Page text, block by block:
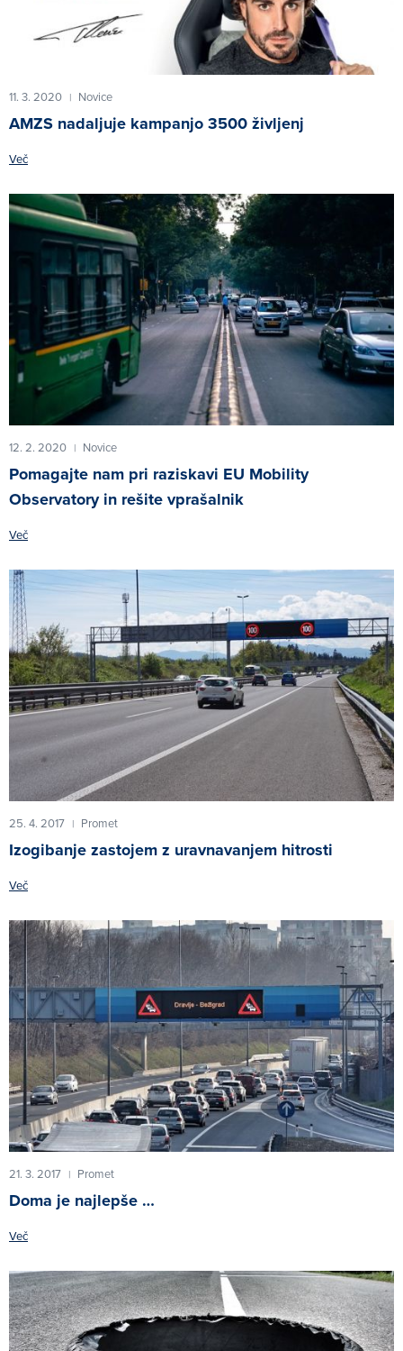
11. 3. 2020 | Novice
AMZS nadaljuje kampanjo 3500 življenj
Več
12. 2. 2020 | Novice
Pomagajte nam pri raziskavi EU Mobility
Observatory in rešite vprašalnik
Več
25. 4. 2017 | Promet
Izogibanje zastojem z uravnavanjem hitrosti
Več
21. 3. 2017 | Promet
Doma je najlepše …
Več